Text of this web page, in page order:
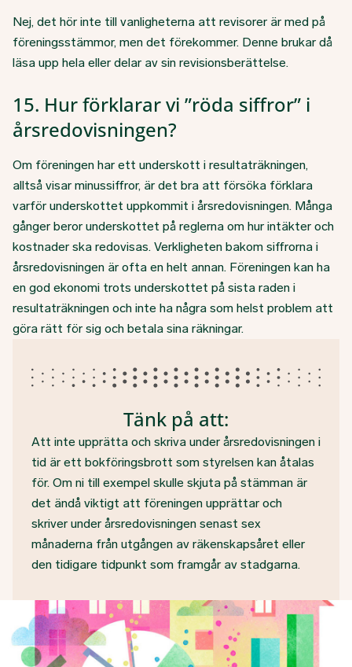
Nej, det hör inte till vanligheterna att revisorer är med på
föreningsstämmor, men det förekommer. Denne brukar då
läsa upp hela eller delar av sin revisionsberättelse.
15. Hur förklarar vi ”röda siffror” i
årsredovisningen?
Om föreningen har ett underskott i resultaträkningen,
alltså visar minussiffror, är det bra att försöka förklara
varför underskottet uppkommit i årsredovisningen. Många
gånger beror underskottet på reglerna om hur intäkter och
kostnader ska redovisas. Verkligheten bakom siffrorna i
årsredovisningen är ofta en helt annan. Föreningen kan ha
en god ekonomi trots underskottet på sista raden i
resultaträkningen och inte ha några som helst problem att
göra rätt för sig och betala sina räkningar.
Tänk på att:
Att inte upprätta och skriva under årsredovisningen i
tid är ett bokföringsbrott som styrelsen kan åtalas
för. Om ni till exempel skulle skjuta på stämman är
det ändå viktigt att föreningen upprättar och
skriver under årsredovisningen senast sex
månaderna från utgången av räkenskapsåret eller
den tidigare tidpunkt som framgår av stadgarna.